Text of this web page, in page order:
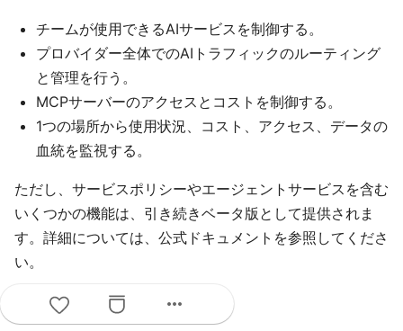
チームが使用できるAIサービスを制御する。
プロバイダー全体でのAIトラフィックのルーティング
と管理を行う。
MCPサーバーのアクセスとコストを制御する。
1つの場所から使用状況、コスト、アクセス、データの
血統を監視する。
ただし、サービスポリシーやエージェントサービスを含む
いくつかの機能は、引き続きベータ版として提供されま
す。詳細については、公式ドキュメントを参照してくださ
い。
more_horiz